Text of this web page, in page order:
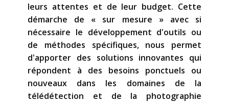
leurs attentes et de leur budget. Cette
démarche de « sur mesure » avec si
nécessaire le développement d'outils ou
de méthodes spécifiques, nous permet
d'apporter des solutions innovantes qui
répondent à des besoins ponctuels ou
nouveaux dans les domaines de la
télédétection et de la photographie